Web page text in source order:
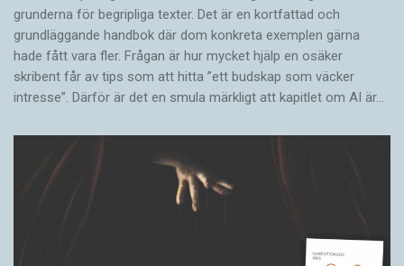
grunderna för begripliga texter. Det är en kortfattad och
grundläggande handbok där dom konkreta exemplen gärna
hade fått vara fler. Frågan är hur mycket hjälp en osäker
skribent får av tips som att hitta ”ett budskap som väcker
intresse”. Därför är det en smula märkligt att kapitlet om AI är…